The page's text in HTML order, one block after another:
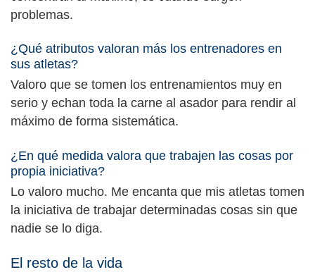
problemas.
¿Qué atributos valoran más los entrenadores en
sus atletas?
Valoro que se tomen los entrenamientos muy en
serio y echan toda la carne al asador para rendir al
máximo de forma sistemática.
¿En qué medida valora que trabajen las cosas por
propia iniciativa?
Lo valoro mucho. Me encanta que mis atletas tomen
la iniciativa de trabajar determinadas cosas sin que
nadie se lo diga.
El resto de la vida